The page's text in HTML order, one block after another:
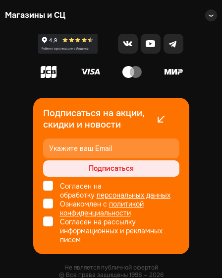
Магазины и СЦ
Подписаться на акции,
скидки и новости
Подписаться
Согласен на
обработку персональных данных
Ознакомлен с политикой
конфиденциальности
Согласен на рассылку
информационных и рекламных
писем
Не является публичной офертой
© Все права защищены1998— 2026